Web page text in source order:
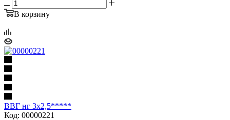
В корзину
ВВГ нг 3х2,5*****
Код: 00000221